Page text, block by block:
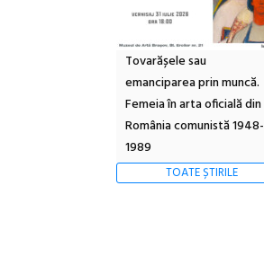
Tovarășele sau
emanciparea prin muncă.
Femeia în arta oficială din
România comunistă 1948-
1989
TOATE ȘTIRILE